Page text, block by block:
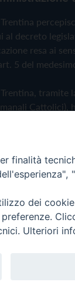
al decreto
resa ai
5 del
tramite
Cattolici),
Policy
Editrice
finalità
dei
Ulteriori